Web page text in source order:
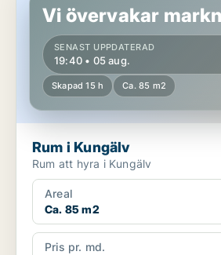
Vi övervakar
SENAST UPPDATERAD
19:40 • 05 aug.
Skapad 15 h Ca. 85 m2
Rum i Kungälv
Rum att hyra i Kungälv
Areal
Ca. 85 m2
Pris pr. md.